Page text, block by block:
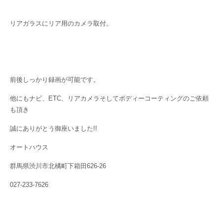
リアガラスにリア用のカメラ取付。
前後しっかり録画が可能です。
他にもナビ、ETC、リアカメラそしてボディーコーティングのご依頼
も頂き
誠にありがとう御座いました!!
オートハウス
群馬県渋川市北橘町下箱田626-26
027-233-7626